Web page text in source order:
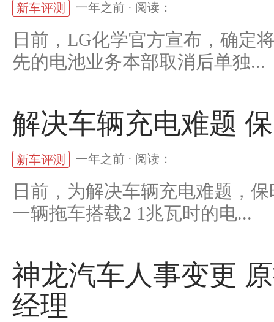
新车评测 一年之前 · 阅读：
日前，LG化学官方宣布，确定
先的电池业务本部取消后单独...
解决车辆充电难题
新车评测 一年之前 · 阅读：
日前，为解决车辆充电难题，
一辆拖车搭载2 1兆瓦时的电...
神龙汽车人事变更
经理